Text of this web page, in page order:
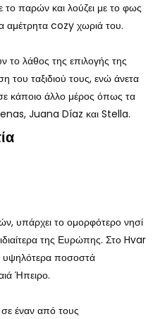
το παρών και λούζει με το φως
αμέτρητα cozy χωριά του.
το λάθος της επιλογής της
ταξιδιού τους, ενώ άνετα
κάποιο άλλο μέρος όπως τα
Juana Díaz και Stella.
υπάρχει το ομορφότερο νησί
της Ευρώπης. Στο Hvar
υψηλότερα ποσοστά
Ήπειρο.
σε έναν από τους